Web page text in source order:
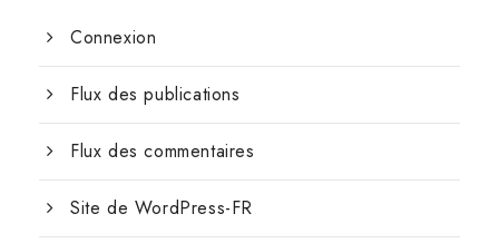
Connexion
Flux des publications
Flux des commentaires
Site de WordPress-FR